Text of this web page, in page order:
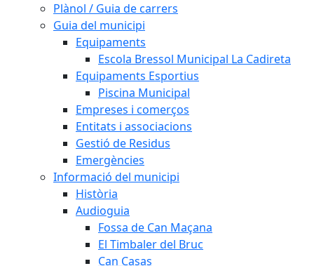
Plànol / Guia de carrers
Guia del municipi
Equipaments
Escola Bressol Municipal La Cadireta
Equipaments Esportius
Piscina Municipal
Empreses i comerços
Entitats i associacions
Gestió de Residus
Emergències
Informació del municipi
Història
Audioguia
Fossa de Can Maçana
El Timbaler del Bruc
Can Casas